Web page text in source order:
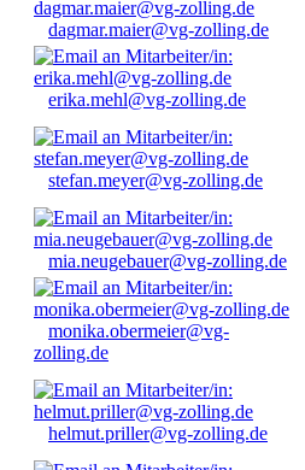
dagmar.maier@vg-zolling.de
erika.mehl@vg-zolling.de
stefan.meyer@vg-zolling.de
mia.neugebauer@vg-zolling.de
monika.obermeier@vg-
zolling.de
helmut.priller@vg-zolling.de